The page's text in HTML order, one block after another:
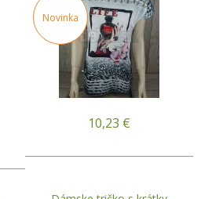
Novinka
10,23 €